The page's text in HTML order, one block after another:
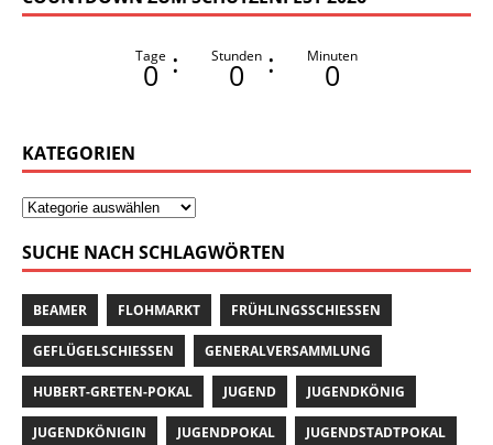
Tage
0 : Stunden
0 : Minuten
0
KATEGORIEN
SUCHE NACH SCHLAGWÖRTEN
BEAMER FLOHMARKT FRÜHLINGSSCHIESSEN
GEFLÜGELSCHIESSEN GENERALVERSAMMLUNG
HUBERT-GRETEN-POKAL JUGEND JUGENDKÖNIG
JUGENDKÖNIGIN JUGENDPOKAL JUGENDSTADTPOKAL